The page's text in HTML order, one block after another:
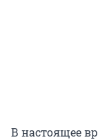
В настоящее